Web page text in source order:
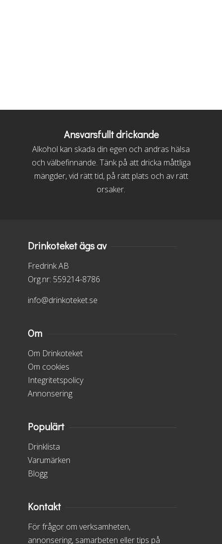
Ansvarsfullt drickande
Alkohol kan skada din egen och andras hälsa
och välbefinnande. Tänk på att dricka måttliga
mängder, vid rätt tid, på rätt plats och av rätt
orsaker.
Drinkoteket ägs av
Fredrink AB
Org.nr: 559214-8786
info@drinkoteket.se
Om
Om Drinkoteket
Om cookies
Integritetspolicy
Annonsering
Populärt
Drinklista
Varumärken
Blogg
Kontakt
För frågor om verksamheten,
annonsering, samarbeten eller tips på